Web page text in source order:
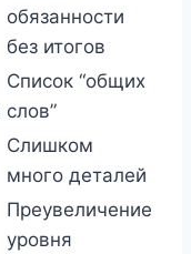
обязанности
без итогов
Список “общих
слов”
Слишком
много деталей
Преувеличение
уровня